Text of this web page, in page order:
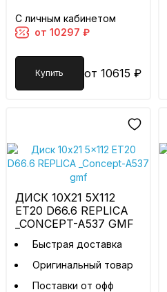
С личным кабинетом
от 10297 ₽
Купить от 10615 ₽
ДИСК 10X21 5X112
ET20 D66.6 REPLICA
_CONCEPT-A537 GMF
Быстрая доставка
Оригинальный товар
Поставки от офф